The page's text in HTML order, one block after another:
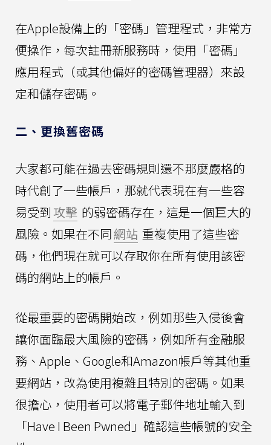
在Apple設備上的「密碼」管理程式，非常方
便操作，每次註冊新服務時，使用「密碼」
應用程式（或其他偏好的密碼管理器）來設
定和儲存密碼。
二、更換舊密碼
大家都可能在過去密碼規則還不那麼嚴格的
時代創了一些帳戶，那就代表現在有一些容
易受到 攻擊 的弱密碼存在，這是一個巨大的
風險。如果在不同網站 重複使用了這些密
碼，他們現在就可以存取你在所有使用該密
碼的網站上的帳戶。
從最重要的密碼開始改，例如那些入侵後會
讓你面臨最大風險的密碼，例如所有金融服
務、Apple、Google和Amazon帳戶等其他重
要網站，改為使用複雜且特別的密碼。如果
很擔心，使用者可以將電子郵件地址輸入到
「Have I Been Pwned」確認這些帳號的安全